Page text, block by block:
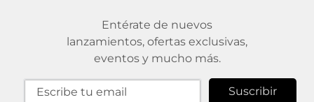
Entérate de nuevos
lanzamientos, ofertas exclusivas,
eventos y mucho más.
Suscribir